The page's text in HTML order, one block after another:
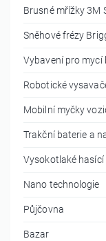
Brusné mřížky 3M
Sněhové frézy
Vybavení pro mycí
Robotické
Mobilní myčky
Trakční baterie a
Vysokotlaké hasící
Nano technologie
Půjčovna
Bazar